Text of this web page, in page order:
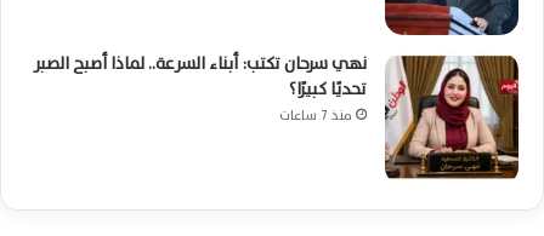
نهي سرحان تكتب: أبناء السرعة.. لماذا أصبح الصبر
تحديًا كبيرًا؟
منذ 7 ساعات